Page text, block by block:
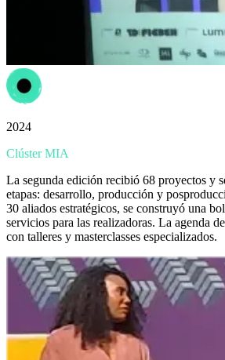
2024
Clúster MIA
La segunda edición recibió 68 proyectos y
etapas: desarrollo, producción y
30 aliados estratégicos, se construyó una
servicios para las realizadoras. La agenda
con talleres y masterclasses especializados.